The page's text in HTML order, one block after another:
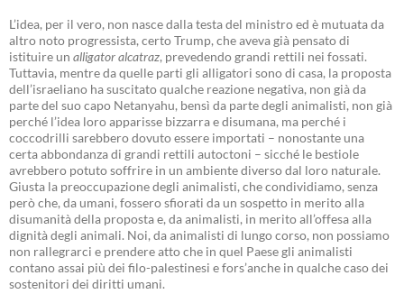
L’idea, per il vero, non nasce dalla testa del ministro ed è mutuata da
altro noto progressista, certo Trump, che aveva già pensato di
istituire un alligator alcatraz, prevedendo grandi rettili nei fossati.
Tuttavia, mentre da quelle parti gli alligatori sono di casa, la proposta
dell’israeliano ha suscitato qualche reazione negativa, non già da
parte del suo capo Netanyahu, bensì da parte degli animalisti, non già
perché l’idea loro apparisse bizzarra e disumana, ma perché i
coccodrilli sarebbero dovuto essere importati – nonostante una
certa abbondanza di grandi rettili autoctoni – sicché le bestiole
avrebbero potuto soffrire in un ambiente diverso dal loro naturale.
Giusta la preoccupazione degli animalisti, che condividiamo, senza
però che, da umani, fossero sfiorati da un sospetto in merito alla
disumanità della proposta e, da animalisti, in merito all’offesa alla
dignità degli animali. Noi, da animalisti di lungo corso, non possiamo
non rallegrarci e prendere atto che in quel Paese gli animalisti
contano assai più dei filo-palestinesi e fors’anche in qualche caso dei
sostenitori dei diritti umani.